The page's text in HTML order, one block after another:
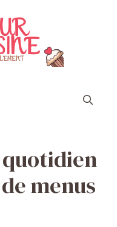
menus